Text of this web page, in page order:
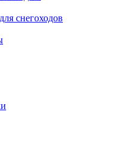
снегоходов